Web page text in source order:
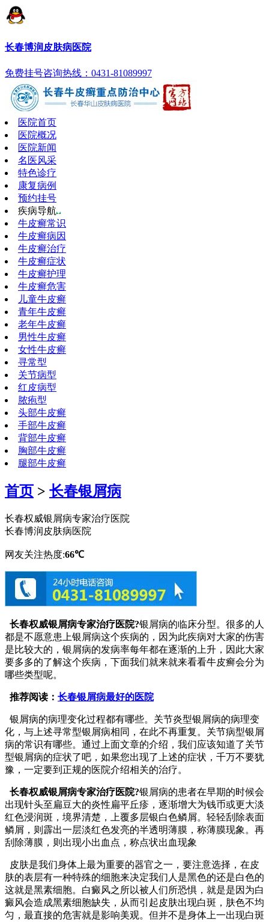
长春博润皮肤病医院
免费挂号咨询热线：0431-81089997
医院首页
医院概况
医院新闻
名医风采
特色诊疗
康复病例
预约挂号
疾病导航
牛皮癣常识
牛皮癣病因
牛皮癣治疗
牛皮癣症状
牛皮癣护理
牛皮癣危害
儿童牛皮癣
青年牛皮癣
老年牛皮癣
男性牛皮癣
女性牛皮癣
寻常型
关节病型
红皮病型
脓疱型
头部牛皮癣
手部牛皮癣
背部牛皮癣
胸部牛皮癣
腿部牛皮癣
首页 > 长春银屑病
长春权威银屑病专家治疗医院
长春博润皮肤病医院
网友关注热度:66℃
长春权威银屑病专家治疗医院?银屑病的临床分型。很多的人
都是不愿意患上银屑病这个疾病的，因为此疾病对大家的伤害
是比较大的，银屑病的发病率每年都在逐渐的上升，因此大家
要多多的了解这个疾病，下面我们就来就来看看牛皮癣会分为
哪些类型呢。
推荐阅读： 长春银屑病最好的医院
银屑病的病理变化过程都有哪些。关节炎型银屑病的病理变
化，与上述寻常型银屑病相同，在此不再重复。关节病型银屑
病的常识有哪些。通过上面文章的介绍，我们应该知道了关节
型银屑病的症状了吧，如果您出现了上述的症状，千万不要犹
豫，一定要到正规的医院介绍相关的治疗。
长春权威银屑病专家治疗医院?银屑病的患者在早期的时候会
出现针头至扁豆大的炎性扁平丘疹，逐渐增大为钱币或更大淡
红色浸润斑，境界清楚，上覆多层银白色鳞屑。轻轻刮除表面
鳞屑，则霹出一层淡红色发亮的半透明薄膜，称薄膜现象。再
刮除薄膜，则出现小出血点，称点状出血现象
皮肤是我们身体上最为重要的器官之一，要注意选择，在皮
肤的表层有一种特殊的细胞来决定我们人是黑色的还是白色的
这就是黑素细胞。白癜风之所以被人们所恐惧，就是是因为白
癜风会造成黑素细胞缺失，从而引起皮肤出现白斑，肤色不均
匀，最直接的危害就是影响美观。但并不是身体上一出现白斑